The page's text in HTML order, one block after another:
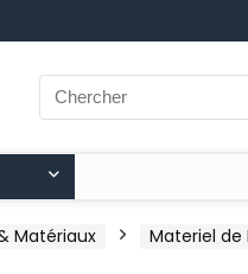
Matériaux Materiel